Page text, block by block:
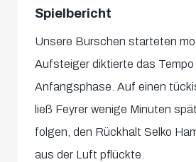
Spielbericht
Unsere Burschen starteten
Aufsteiger diktierte das Tempo
Anfangsphase. Auf einen
ließ Feyrer wenige Minuten
folgen, den Rückhalt Selko
aus der Luft pflückte.